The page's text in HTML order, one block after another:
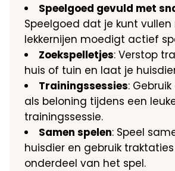
Speelgoed gevuld met
Speelgoed dat je kunt
lekkernijen moedigt actief
Zoekspelletjes: Verstop
huis of tuin en laat je
Trainingssessies:
als beloning tijdens een
trainingssessie.​
Samen spelen: Speel
huisdier en gebruik
onderdeel van het spel.​